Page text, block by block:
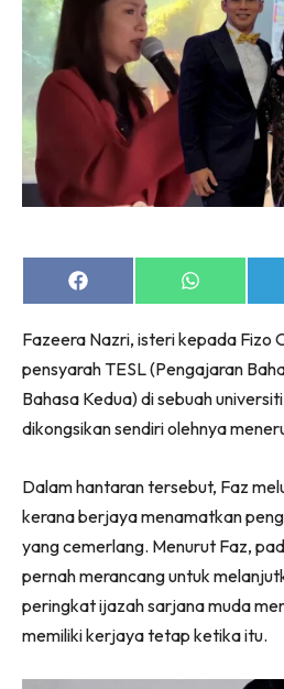
Share
on
Share
on
Fazeera Nazri, isteri kepada Fizo
pensyarah TESL (Pengajaran
Bahasa Kedua) di sebuah
dikongsikan sendiri olehnya
Dalam hantaran tersebut, Faz
kerana berjaya menamatkan
yang cemerlang. Menurut Faz,
pernah merancang untuk
peringkat ijazah sarjana muda
memiliki kerjaya tetap ketika itu.